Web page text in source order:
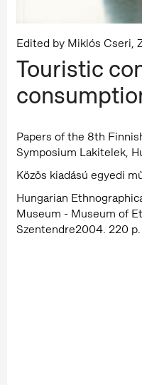
Edited by Miklós Cseri,
Touristic
Papers of the 8th
Symposium Lakitelek,
Közös kiadású egyedi
Hungarian
Museum - Museum of
Szentendre2004. 220 p.